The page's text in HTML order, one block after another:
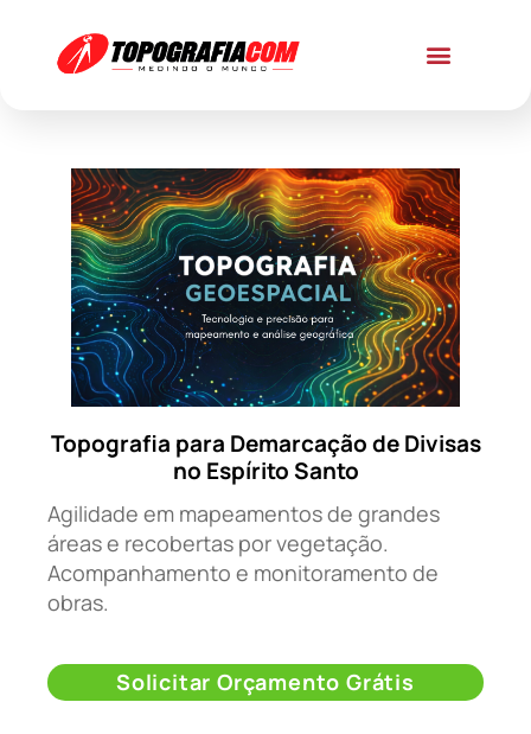
Topografia para Demarcação de Divisas
no Espírito Santo
Agilidade em mapeamentos de grandes
áreas e recobertas por vegetação.
Acompanhamento e monitoramento de
obras.
Solicitar Orçamento Grátis